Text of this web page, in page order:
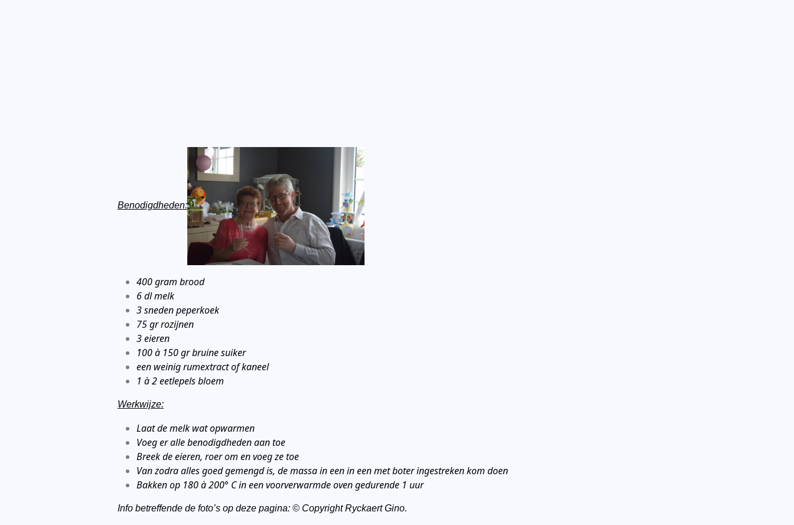
Benodigdheden:
400 gram brood
6 dl melk
3 sneden peperkoek
75 gr rozijnen
3 eieren
100 à 150 gr bruine suiker
een weinig rumextract of kaneel
1 à 2 eetlepels bloem
Werkwijze:
Laat de melk wat opwarmen
Voeg er alle benodigdheden aan toe
Breek de eieren, roer om en voeg ze toe
Van zodra alles goed gemengd is, de massa in een in een met boter ingestreken kom doen
Bakken op 180 à 200° C in een voorverwarmde oven gedurende 1 uur
Info betreffende de foto’s op deze pagina: © Copyright Ryckaert Gino.